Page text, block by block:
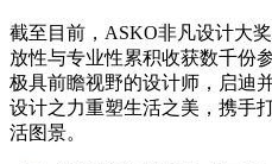
截至目前，ASKO非凡设计大
放性与专业性累积收获数千份
极具前瞻视野的设计师，启迪
设计之力重塑生活之美，携手
活图景。